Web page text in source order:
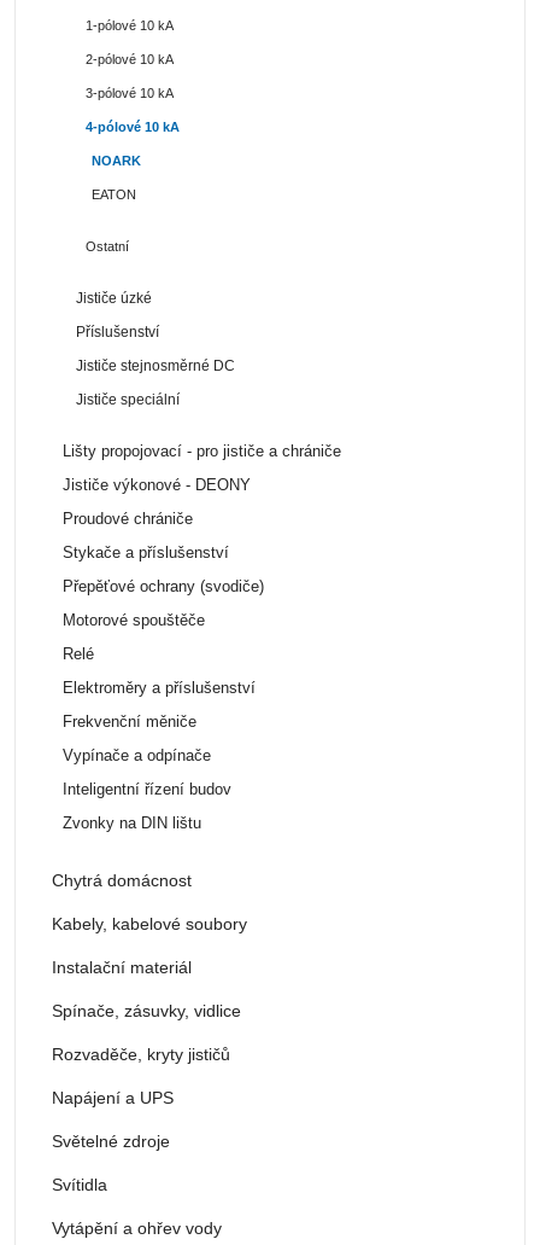
1-pólové 10 kA
2-pólové 10 kA
3-pólové 10 kA
4-pólové 10 kA
NOARK
EATON
Ostatní
Jističe úzké
Příslušenství
Jističe stejnosměrné DC
Jističe speciální
Lišty propojovací - pro jističe a chrániče
Jističe výkonové - DEONY
Proudové chrániče
Stykače a příslušenství
Přepěťové ochrany (svodiče)
Motorové spouštěče
Relé
Elektroměry a příslušenství
Frekvenční měniče
Vypínače a odpínače
Inteligentní řízení budov
Zvonky na DIN lištu
Chytrá domácnost
Kabely, kabelové soubory
Instalační materiál
Spínače, zásuvky, vidlice
Rozvaděče, kryty jističů
Napájení a UPS
Světelné zdroje
Svítidla
Vytápění a ohřev vody